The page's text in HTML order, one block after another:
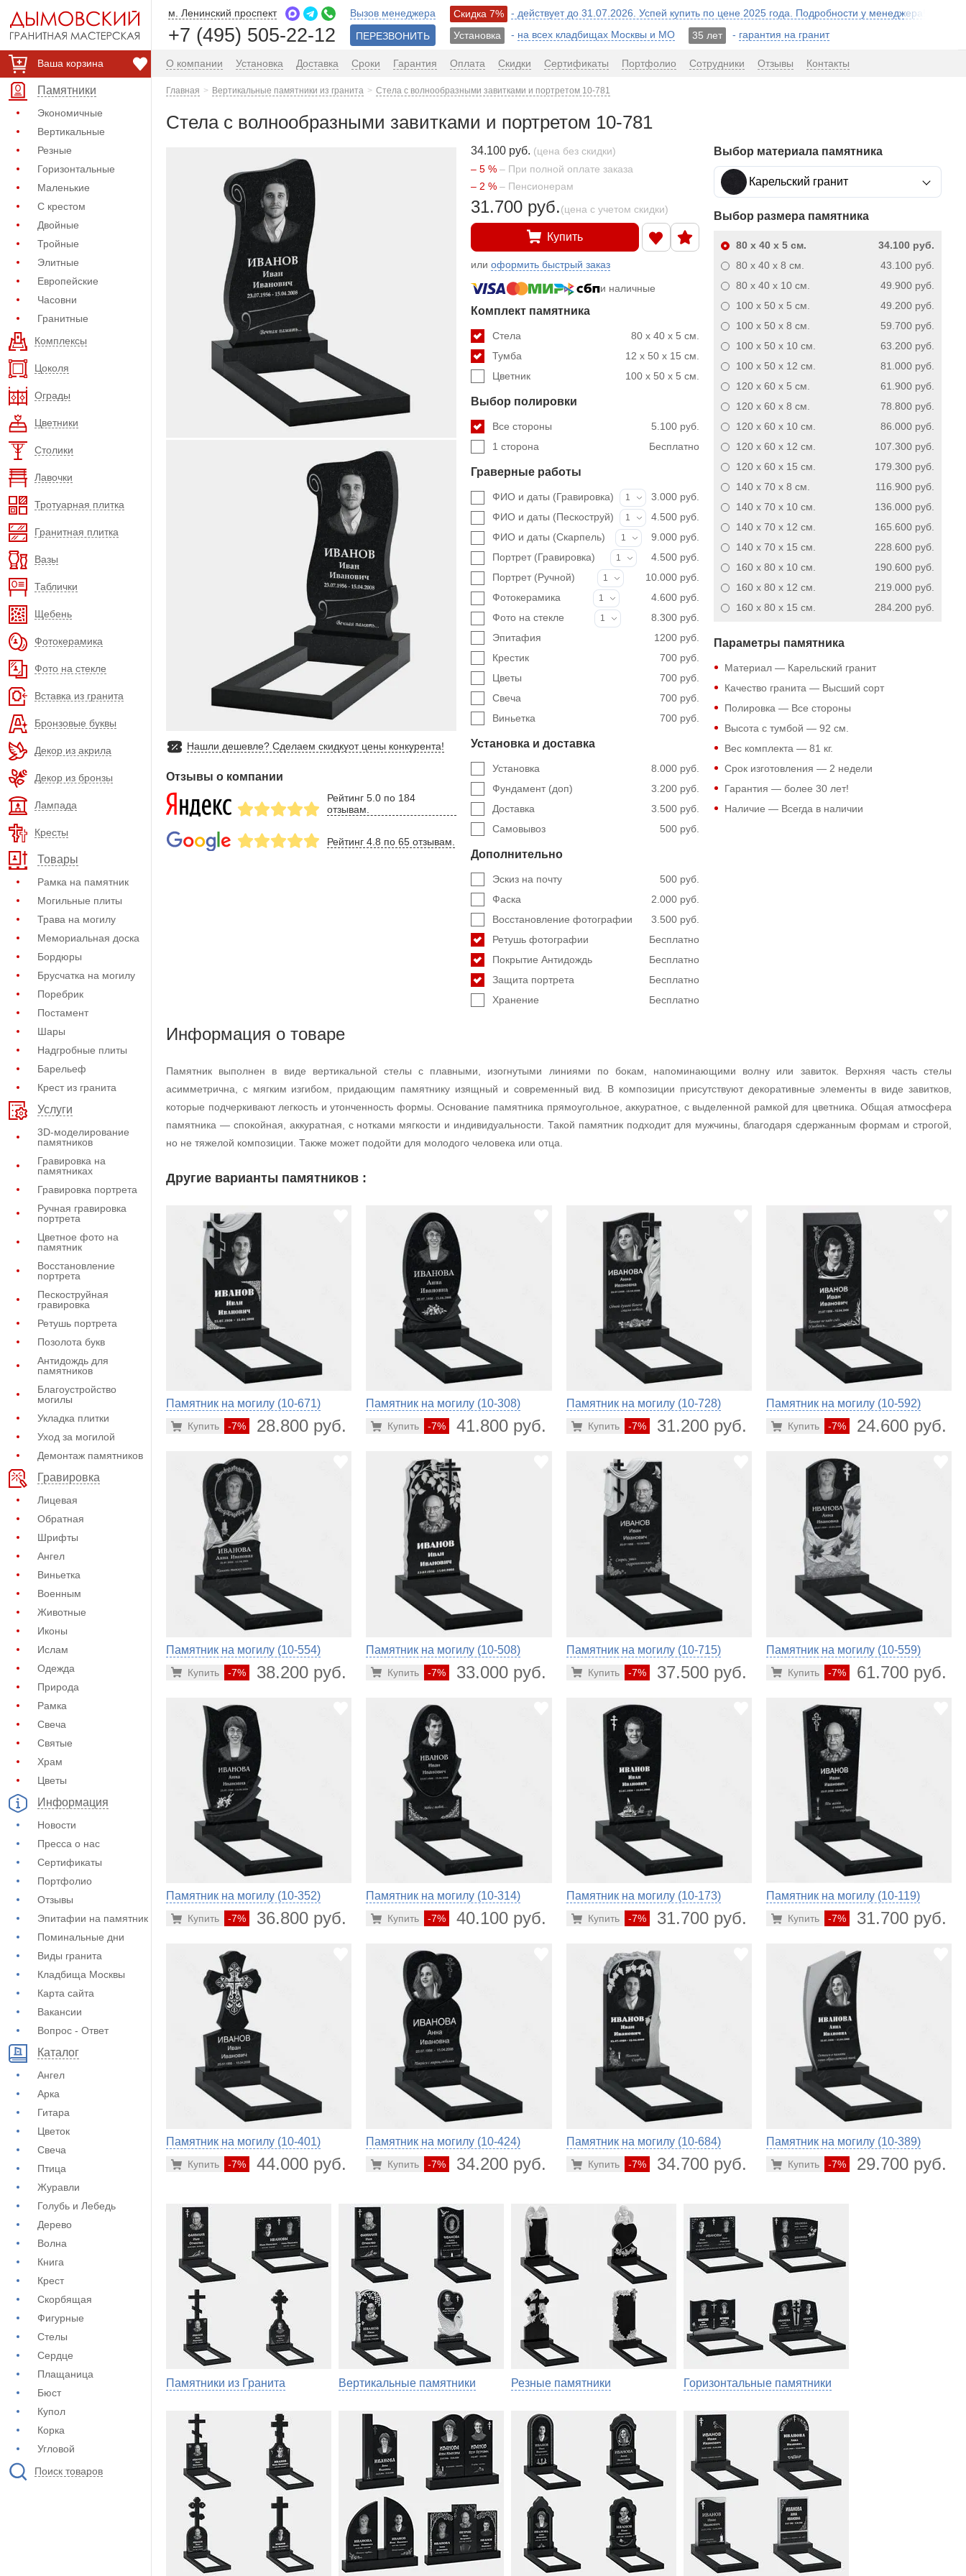
Ваша корзина
Памятники
Экономичные
Вертикальные
Резные
Горизонтальные
Маленькие
С крестом
Двойные
Тройные
Элитные
Европейские
Часовни
Гранитные
Комплексы
Цоколя
Ограды
Цветники
Столики
Лавочки
Тротуарная плитка
Гранитная плитка
Вазы
Таблички
Щебень
Фотокерамика
Фото на стекле
Вставка из гранита
Бронзовые буквы
Декор из акрила
Декор из бронзы
Лампада
Кресты
Товары
Рамка на памятник
Могильные плиты
Трава на могилу
Мемориальная доска
Бордюры
Брусчатка на могилу
Поребрик
Постамент
Шары
Надгробные плиты
Барельеф
Крест из гранита
Услуги
3D-моделирование
памятников
Гравировка на
памятниках
Гравировка портрета
Ручная гравировка
портрета
Цветное фото на
памятник
Восстановление
портрета
Пескоструйная
гравировка
Ретушь портрета
Позолота букв
Антидождь для
памятников
Благоустройство
могилы
Укладка плитки
Уход за могилой
Демонтаж памятников
Гравировка
Лицевая
Обратная
Шрифты
Ангел
Виньетка
Военным
Животные
Иконы
Ислам
Одежда
Природа
Рамка
Свеча
Святые
Храм
Цветы
Информация
Новости
Пресса о нас
Сертификаты
Портфолио
Отзывы
Эпитафии на памятник
Поминальные дни
Виды гранита
Кладбища Москвы
Карта сайта
Вакансии
Вопрос - Ответ
Каталог
Ангел
Арка
Гитара
Цветок
Свеча
Птица
Журавли
Голубь и Лебедь
Дерево
Волна
Книга
Крест
Скорбящая
Фигурные
Стелы
Сердце
Плащаница
Бюст
Купол
Корка
Угловой
Поиск товаров
м. Ленинский проспект
+7 (495) 505-22-12
Вызов менеджера
ПЕРЕЗВОНИТЬ
Скидка 7%
- действует до 31.07.2026. Успей купить по цене 2025 года. Подробности у менеджера!
Установка
- на всех кладбищах Москвы и МО 35 лет - гарантия на гранит
О компании Установка Доставка Сроки Гарантия Оплата Скидки Сертификаты Портфолио Сотрудники Отзывы Контакты
Главная Вертикальные памятники из гранита Стела с волнообразными завитками и портретом 10-781
Стела с волнообразными завитками и портретом 10-781
Нашли дешевле? Сделаем скидкуот цены конкурента!
Отзывы о компании
Рейтинг 5.0 по 184
отзывам.
Рейтинг 4.8 по 65 отзывам.
34.100 руб. (цена без скидки)
– 5 % – При полной оплате заказа
– 2 % – Пенсионерам
31.700 руб.(цена с учетом скидки)
Купить
илиоформить быстрый заказ
и наличные
Комплект памятника
80 x 40 x 5 см.
Стела
12 x 50 x 15 см.
Тумба
100 x 50 x 5 см.
Цветник
Выбор полировки
5.100 руб.
Все стороны
Бесплатно
1 сторона
Граверные работы
ФИО и даты (Гравировка) 1
3.000 руб.
ФИО и даты (Пескоструй)
1
4.500 руб.
ФИО и даты (Скарпель)
1
9.000 руб.
Портрет (Гравировка)
1
4.500 руб.
Портрет (Ручной)
1
10.000 руб.
Фотокерамика
1
4.600 руб.
Фото на стекле
1
8.300 руб.
1200 руб.
Эпитафия
700 руб.
Крестик
700 руб.
Цветы
700 руб.
Свеча
700 руб.
Виньетка
Установка и доставка
8.000 руб.
Установка
3.200 руб.
Фундамент (доп)
3.500 руб.
Доставка
500 руб.
Самовывоз
Дополнительно
500 руб.
Эскиз на почту
2.000 руб.
Фаска
3.500 руб.
Восстановление фотографии
Бесплатно
Ретушь фотографии
Бесплатно
Покрытие Антидождь
Бесплатно
Защита портрета
Бесплатно
Хранение
Выбор материала памятника
Карельский гранит
Выбор размера памятника
34.100 руб.
80 x 40 x 5см.
43.100 руб.
80 x 40 x 8 см.
49.900 руб.
80 x 40 x 10см.
49.200 руб.
100 x 50 x 5 см.
59.700 руб.
100 x 50 x 8 см.
63.200 руб.
100 x 50 x 10см.
81.000 руб.
100 x 50 x 12 см.
61.900 руб.
120 x 60 x 5 см.
78.800 руб.
120 x 60 x 8 см.
86.000 руб.
120 x 60 x 10см.
107.300 руб.
120 x 60 x 12 см.
179.300 руб.
120 x 60 x 15 см.
116.900 руб.
140 x 70 x 8 см.
136.000 руб.
140 x 70 x 10см.
165.600 руб.
140 x 70 x 12 см.
228.600 руб.
140 x 70 x 15 см.
190.600 руб.
160 x 80 x 10см.
219.000 руб.
160 x 80 x 12 см.
284.200 руб.
160 x 80 x 15 см.
Параметры памятника
Материал — Карельский гранит
Качество гранита — Высший сорт
Полировка — Все стороны
Высота с тумбой — 92 см.
Вес комплекта — 81 кг.
Срок изготовления — 2 недели
Гарантия — более 30 лет!
Наличие — Всегда в наличии
Информация о товаре
Памятник выполнен в виде вертикальной стелы с плавными, изогнутыми линиями по бокам, напоминающими волну или завиток. Верхняя часть стелы
асимметрична, с мягким изгибом, придающим памятнику изящный и современный вид. В композиции присутствуют декоративные элементы в виде завитков,
которые подчеркивают легкость и утонченность формы. Основание памятника прямоугольное, аккуратное, с выделенной рамкой для цветника. Общая атмосфера
памятника — спокойная, аккуратная, с нотками мягкости и индивидуальности. Такой памятник подходит для мужчины, благодаря сдержанным формам и строгой,
но не тяжелой композиции. Также может подойти для молодого человека или отца.
Другие варианты памятников :
Памятник на могилу (10-671)
-7% 28.800 руб.
Купить
Памятник на могилу (10-308)
-7% 41.800 руб.
Купить
Памятник на могилу (10-728)
-7% 31.200 руб.
Купить
Памятник на могилу (10-592)
-7% 24.600 руб.
Купить
Памятник на могилу (10-554)
-7% 38.200 руб.
Купить
Памятник на могилу (10-508)
-7% 33.000 руб.
Купить
Памятник на могилу (10-715)
-7% 37.500 руб.
Купить
Памятник на могилу (10-559)
-7% 61.700 руб.
Купить
Памятник на могилу (10-352)
-7% 36.800 руб.
Купить
Памятник на могилу (10-314)
-7% 40.100 руб.
Купить
Памятник на могилу (10-173)
-7% 31.700 руб.
Купить
Памятник на могилу (10-119)
-7% 31.700 руб.
Купить
Памятник на могилу (10-401)
-7% 44.000 руб.
Купить
Памятник на могилу (10-424)
-7% 34.200 руб.
Купить
Памятник на могилу (10-684)
-7% 34.700 руб.
Купить
Памятник на могилу (10-389)
-7% 29.700 руб.
Купить
Памятники из Гранита Вертикальные памятники Резные памятники Горизонтальные памятники